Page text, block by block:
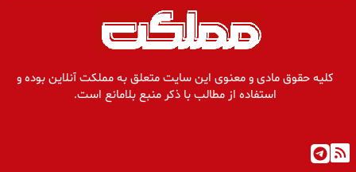
کلیه حقوق مادی و معنوی این سایت متعلق به مملکت آنلاین بوده و
استفاده از مطالب با ذکر منبع بلامانع است.